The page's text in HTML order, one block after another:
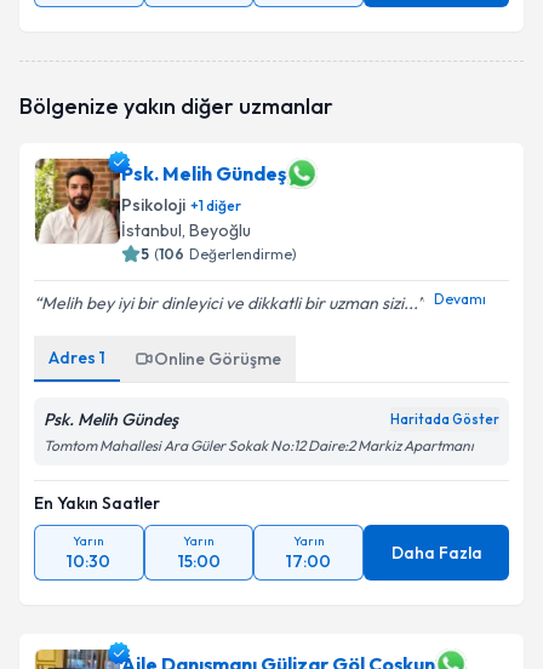
Bölgenize yakın diğer uzmanlar
Psk. Melih Gündeş
Psikoloji +1diğer
İstanbul, Beyoğlu
5 (106 Değerlendirme)
Melih bey iyi bir dinleyici ve dikkatli bir uzman sizi... Devamı
Adres 1 Online Görüşme
Psk. Melih Gündeş Haritada Göster
Tomtom Mahallesi Ara Güler Sokak No:12 Daire:2 Markiz Apartmanı
En Yakın Saatler
Yarın
10:30
Yarın
15:00
Yarın
17:00 Daha Fazla
Aile Danışmanı Gülizar Göl Coşkun